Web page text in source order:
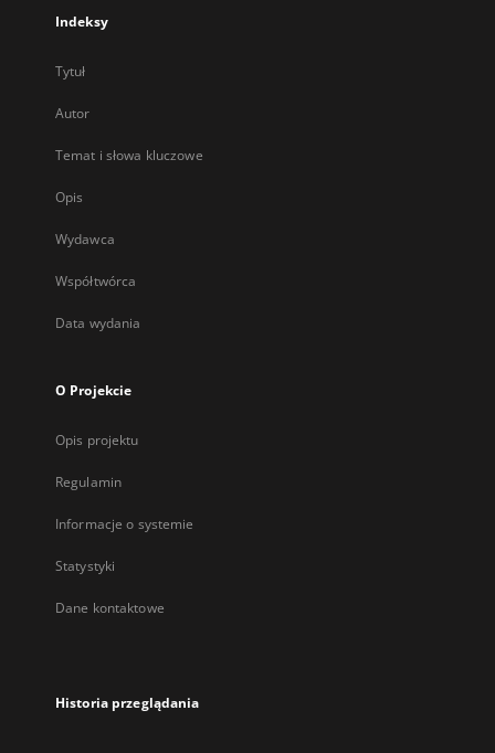
Indeksy
Tytuł
Autor
Temat i słowa kluczowe
Opis
Wydawca
Współtwórca
Data wydania
O Projekcie
Opis projektu
Regulamin
Informacje o systemie
Statystyki
Dane kontaktowe
Historia przeglądania